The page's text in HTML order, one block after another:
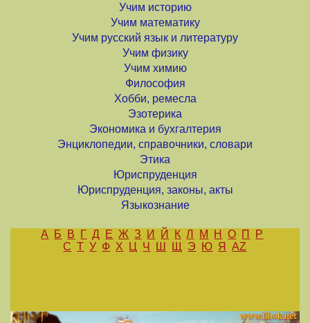
Учим историю
Учим математику
Учим русский язык и литературу
Учим физику
Учим химию
Философия
Хобби, ремесла
Эзотерика
Экономика и бухгалтерия
Энциклопедии, справочники, словари
Этика
Юриспруденция
Юриспруденция, законы, акты
Языкознание
А Б В Г Д Е Ж З И Й К Л М Н О П
Р
С Т У Ф Х Ц Ч Ш Щ Э Ю Я AZ